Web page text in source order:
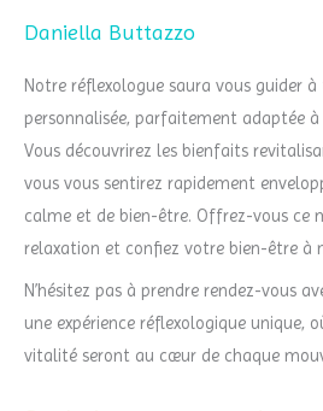
Daniella Buttazzo
Notre réflexologue saura vous guider à
personnalisée, parfaitement adaptée à
Vous découvrirez les bienfaits
vous vous sentirez rapidement
calme et de bien-être. Offrez-vous ce
relaxation et confiez votre bien-être à
N’hésitez pas à prendre rendez-vous
une expérience réflexologique unique,
vitalité seront au cœur de chaque